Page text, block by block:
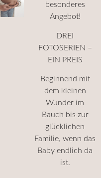
besonderes
Angebot!
DREI
FOTOSERIEN –
EIN PREIS
Beginnend mit
dem kleinen
Wunder im
Bauch bis zur
glücklichen
Familie, wenn das
Baby endlich da
ist.